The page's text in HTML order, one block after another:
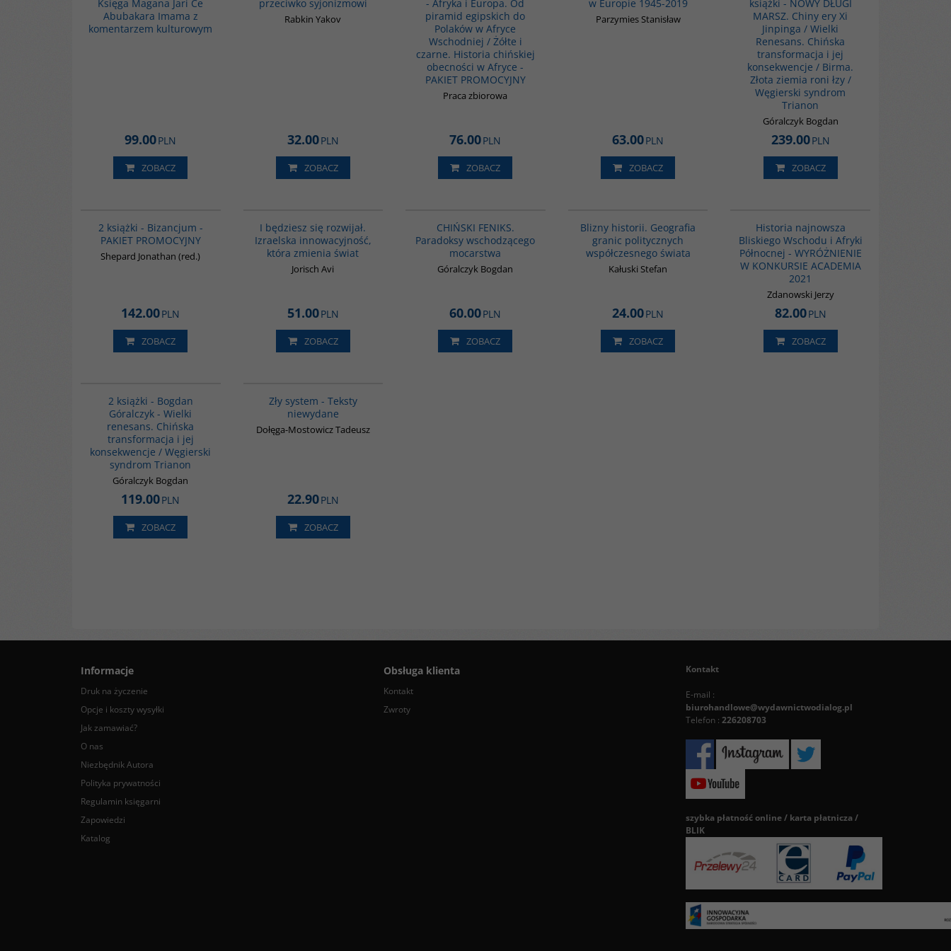
Księga Magana Jari Ce
Abubakara Imama z
komentarzem kulturowym
99.00PLN
ZOBACZ
przeciwko syjonizmowi
Rabkin Yakov
32.00PLN
ZOBACZ
- Afryka i Europa. Od
piramid egipskich do
Polaków w Afryce
Wschodniej / Żółte i
czarne. Historia chińskiej
obecności w Afryce -
PAKIET PROMOCYJNY
Praca zbiorowa
76.00PLN
ZOBACZ
w Europie 1945-2019
Parzymies Stanisław
63.00PLN
ZOBACZ
książki - NOWY DŁUGI
MARSZ. Chiny ery Xi
Jinpinga / Wielki
Renesans. Chińska
transformacja i jej
konsekwencje / Birma.
Złota ziemia roni łzy /
Węgierski syndrom
Trianon
Góralczyk Bogdan
239.00PLN
ZOBACZ
2 książki - Bizancjum -
PAKIET PROMOCYJNY
Shepard Jonathan (red.)
142.00PLN
ZOBACZ
I będziesz się rozwijał.
Izraelska innowacyjność,
która zmienia świat
Jorisch Avi
51.00PLN
ZOBACZ
CHIŃSKI FENIKS.
Paradoksy wschodzącego
mocarstwa
Góralczyk Bogdan
60.00PLN
ZOBACZ
Blizny historii. Geografia
granic politycznych
współczesnego świata
Kałuski Stefan
24.00PLN
ZOBACZ
Historia najnowsza
Bliskiego Wschodu i Afryki
Północnej - WYRÓŻNIENIE
W KONKURSIE ACADEMIA
2021
Zdanowski Jerzy
82.00PLN
ZOBACZ
2 książki - Bogdan
Góralczyk - Wielki
renesans. Chińska
transformacja i jej
konsekwencje / Węgierski
syndrom Trianon
Góralczyk Bogdan
119.00PLN
ZOBACZ
Zły system - Teksty
niewydane
Dołęga-Mostowicz Tadeusz
22.90PLN
ZOBACZ
Informacje
Druk na życzenie
Opcje i koszty wysyłki
Jak zamawiać?
O nas
Niezbędnik Autora
Polityka prywatności
Regulamin księgarni
Zapowiedzi
Katalog
Obsługa klienta
Kontakt
Zwroty
Kontakt
E-mail :
biurohandlowe@wydawnictwodialog.pl
Telefon : 226208703
szybka płatność online / karta płatnicza /
BLIK